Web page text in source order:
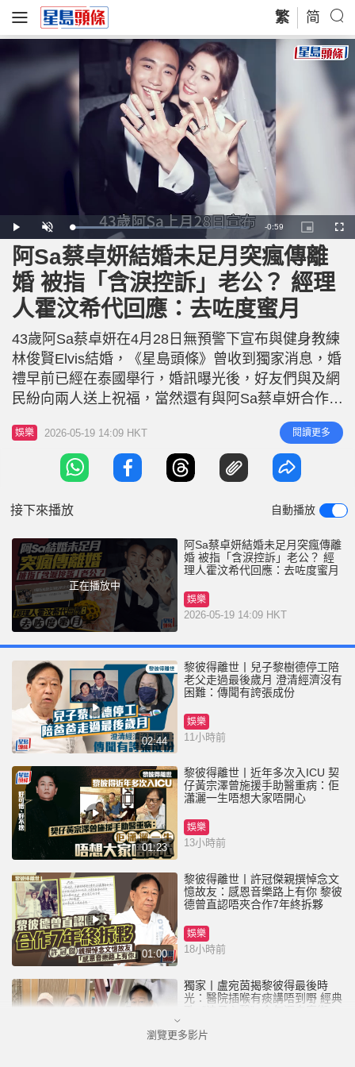
繁 简
P
l
a
y
U
n
u
t
L
o
a
d
e
:
4
3
.
7
9
R
e
m
a
n
n
-0:59
P
i
c
t
u
r
e
-
i
c
t
r
e
F
u
阿Sa蔡卓妍結婚未足月突瘋傳離
婚 被指「含淚控訴」老公？ 經理
人霍汶希代回應：去咗度蜜月
43歲阿Sa蔡卓妍在4月28日無預警下宣布與健身教練
林俊賢Elvis結婚，《星島頭條》曾收到獨家消息，婚
禮早前已經在泰國舉行，婚訊曝光後，好友們與及網
民紛向兩人送上祝福，當然還有與阿Sa蔡卓妍合作多
年、關係猶如家人的阿嬌鍾欣潼曾表示：「好開心喺
生活中佢終於搵到一個最佳拍檔！」而且更送上價值
超過54萬港元的「鑽石之王」Harry Winston（海瑞
溫斯頓）的太陽花鑽石頸鍊，成作為結婚禮物。 微
娛樂 2026-05-19 14:09 HKT 閱讀更多
接下來播放 自動播放
正在播放中
阿Sa蔡卓妍結婚未足月突瘋傳離
婚 被指「含淚控訴」老公？ 經
理人霍汶希代回應：去咗度蜜月
娛樂
2026-05-19 14:09 HKT
02:44
黎彼得離世丨兒子黎樹德停工陪
老父走過最後歲月 澄清經濟沒有
困難：傳聞有誇張成份
娛樂
11小時前
01:23
黎彼得離世丨近年多次入ICU 契
仔黃宗澤曾施援手助醫重病：佢
瀟灑一生唔想大家唔開心
娛樂
13小時前
01:00
黎彼得離世丨許冠傑親撰悼念文
憶故友：感恩音樂路上有你 黎彼
德曾直認唔夾合作7年終拆夥
娛樂
18小時前
獨家丨盧宛茵揭黎彼得最後時
光：醫院插喉有痰講唔到嘢 經典
娛樂
瀏覽更多影片